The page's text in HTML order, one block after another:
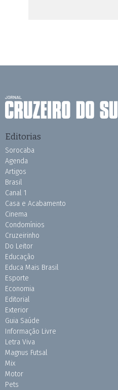
Editorias
Sorocaba
Agenda
Artigos
Brasil
Canal 1
Casa e Acabamento
Cinema
Condomínios
Cruzeirinho
Do Leitor
Educação
Educa Mais Brasil
Esporte
Economia
Editorial
Exterior
Guia Saúde
Informação Livre
Letra Viva
Magnus Futsal
Mix
Motor
Pets